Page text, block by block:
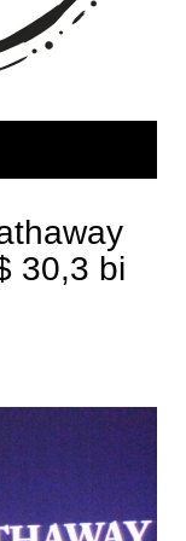
30,3 bi